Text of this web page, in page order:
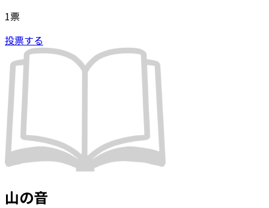
1票
投票する
山の音